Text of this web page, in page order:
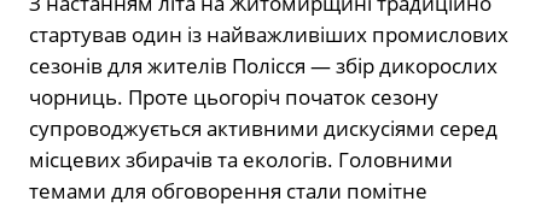
стартував один із найважливіших промислових
сезонів для жителів Полісся — збір дикорослих
чорниць. Проте цьогоріч початок сезону
супроводжується активними дискусіями серед
місцевих збирачів та екологів. Головними
темами для обговорення стали помітне